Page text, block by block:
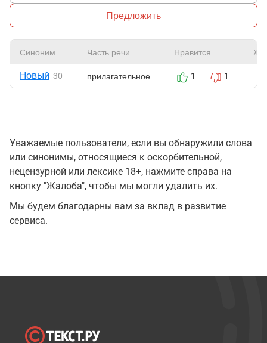
Предложить
Синоним Часть речи Нравится
Новый 30 прилагательное 1 1
Уважаемые пользователи, если вы обнаружили слова
или синонимы, относящиеся к оскорбительной,
нецензурной или лексике 18+, нажмите справа на
кнопку "Жалоба", чтобы мы могли удалить их.
Мы будем благодарны вам за вклад в развитие
сервиса.